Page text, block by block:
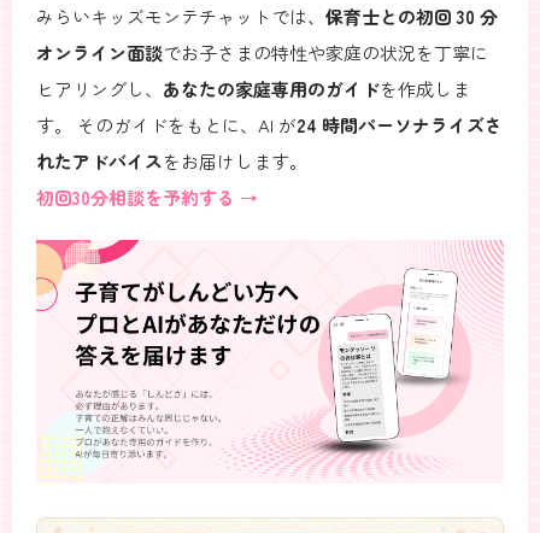
みらいキッズモンテチャットでは、 保育士との初回 30 分
オンライン面談でお子さまの特性や家庭の状況を丁寧に
ヒアリングし、 あなたの家庭専用のガイドを作成しま
す。 そのガイドをもとに、AI が24 時間パーソナライズさ
れたアドバイスをお届けします。
初回30分相談を予約する →